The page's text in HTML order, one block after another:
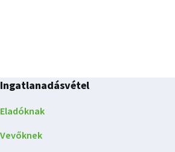
Ingatlanadásvétel
Eladóknak
Vevőknek